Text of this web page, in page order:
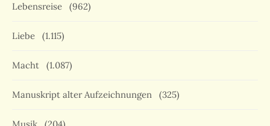
Lebensreise (962)
Liebe (1.115)
Macht (1.087)
Manuskript alter Aufzeichnungen (325)